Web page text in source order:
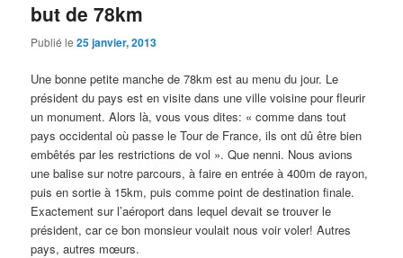
but de 78km
Publié le25 janvier, 2013
Une bonne petite manche de 78km est au menu du jour. Le
président du pays est en visite dans une ville voisine pour fleurir
un monument. Alors là, vous vous dites: « comme dans tout
pays occidental où passe le Tour de France, ils ont dû être bien
embêtés par les restrictions de vol ». Que nenni. Nous avions
une balise sur notre parcours, à faire en entrée à 400m de rayon,
puis en sortie à 15km, puis comme point de destination finale.
Exactement sur l’aéroport dans lequel devait se trouver le
président, car ce bon monsieur voulait nous voir voler! Autres
pays, autres mœurs.